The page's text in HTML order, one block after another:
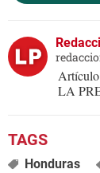
LA
Honduras